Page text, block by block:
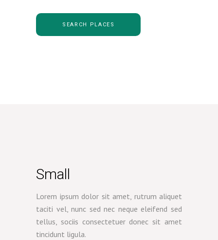
SEARCH PLACES
Small
Lorem ipsum dolor sit amet, rutrum aliquet
taciti vel, nunc sed nec neque eleifend sed
tellus, sociis consectetuer donec sit amet
tincidunt ligula.